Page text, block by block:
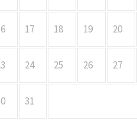
17 18 19 20
24 25 26 27
31